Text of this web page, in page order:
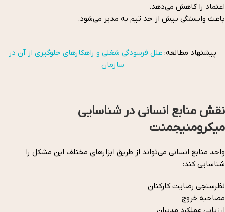
اعتماد را کاهش می‌دهد.
باعث وابستگی بیش از حد تیم به مدیر می‌شود.
پیشنهاد مطالعه: علل فرسودگی شغلی و راهکارهای جلوگیری از آن در
سازمان‌
نقش منابع انسانی در شناسایی
میکرومنیجمنت
واحد منابع انسانی می‌تواند از طریق ابزارهای مختلف این مشکل را
شناسایی کند:
نظرسنجی رضایت کارکنان
مصاحبه خروج